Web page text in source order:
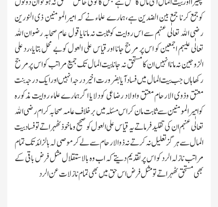
کوجمع کرنا جمع بین الضدین ہے،ہمارے علماء نے کہ امیرالمومنین ذی النورین
رضی اﷲ تعالٰی عنہم سے اس روایت کوثابت نہ مانایاقول عام صحابہ رضوان اﷲ
تعالٰی علیہم اجمعین کو اس پر مرجح جانا اورقیاس علی العول کوبے محل بتایا،ردعلی
الزوجین نہ ماناانہیں ان کا مستحق نہ جانا بیت المال تك جمیع مراتب کو اس پرمرجح
رکھا ہاں جب بیت المال میں فسادآیا بضرورت اخیردرجہ انہیں اورایك درجہ بنت
معتق وذوی الارحام معتق واولاد رضاعی کودلایا اگرہمارے علماء روایت مذکورہ
کوامیرالمومنین سے ثابت مان کر اس مسئلہ میں برخلاف عامہ صحابہ کرام رضی اﷲ
تعالٰی عنہم ان کی تقلید فرماتے یہ قیاس علی العول کوصحیح وماخوذٹھہراتے توفساد بیت
المال سے ہرگزتعلیل نہ کرتے نہ ذوالارحام سے لے کرموصی لہ بالزائد تك تمام
مراتب نازلہ الرد کو اس پرتقدیم دیتے کہ اب وہ بالاستقلال مثل فرض باقی کے
بھی مستحق ٹھہراتے تومثل فرض اس حق میں بھی تمام نازلات عن الرد